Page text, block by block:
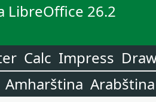
LibreOffice 26.2
Calc Impress
Amharština Arabština